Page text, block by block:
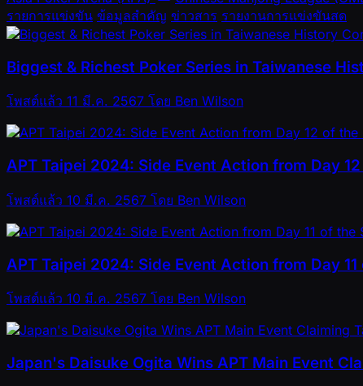
รายการแข่งขัน ข้อมูลสำคัญ ข่าวสาร รายงานการแข่งขันสด
Biggest & Richest Poker Series in Taiwanese
โพสต์แล้ว 11 มี.ค. 2567 โดย Ben Wilson
APT Taipei 2024: Side Event Action from Day
โพสต์แล้ว 10 มี.ค. 2567 โดย Ben Wilson
APT Taipei 2024: Side Event Action from Day
โพสต์แล้ว 10 มี.ค. 2567 โดย Ben Wilson
Japan's Daisuke Ogita Wins APT Main Event